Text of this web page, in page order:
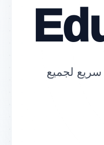
لجميع